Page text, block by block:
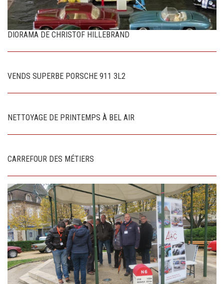
DIORAMA DE CHRISTOF HILLEBRAND
VENDS SUPERBE PORSCHE 911 3L2
NETTOYAGE DE PRINTEMPS À BEL AIR
CARREFOUR DES MÉTIERS